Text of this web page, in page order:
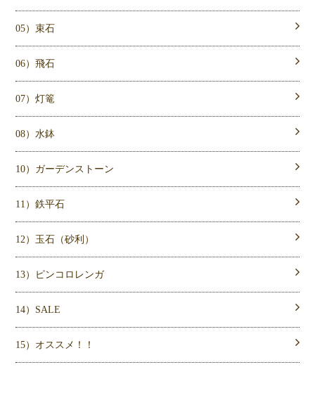
05）束石
06）飛石
07）灯篭
08）水鉢
10）ガーデンストーン
11）鉄平石
12）玉石（砂利）
13）ピンコロレンガ
14）SALE
15）オススメ！！